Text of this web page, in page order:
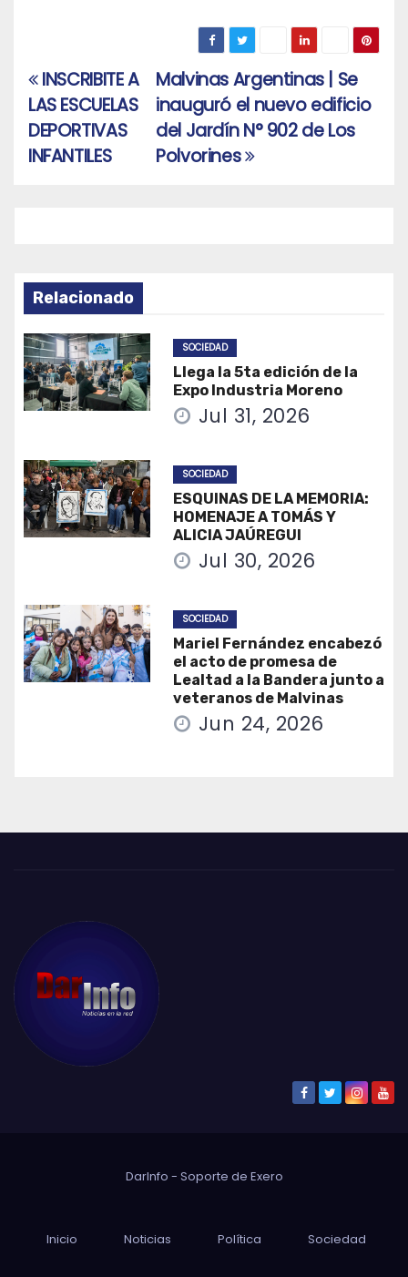
Navegación
de
entradas
Malvinas Argentinas | Se
inauguró el nuevo edificio
del Jardín N° 902 de Los
Polvorines
INSCRIBITE A
LAS ESCUELAS
DEPORTIVAS
INFANTILES
Relacionado
SOCIEDAD
Llega la 5ta edición de la
Expo Industria Moreno
Jul 31, 2026
SOCIEDAD
ESQUINAS DE LA MEMORIA:
HOMENAJE A TOMÁS Y
ALICIA JAÚREGUI
Jul 30, 2026
SOCIEDAD
Mariel Fernández encabezó
el acto de promesa de
Lealtad a la Bandera junto a
veteranos de Malvinas
Jun 24, 2026
DarInfo - Soporte de Exero
Inicio Noticias Política Sociedad